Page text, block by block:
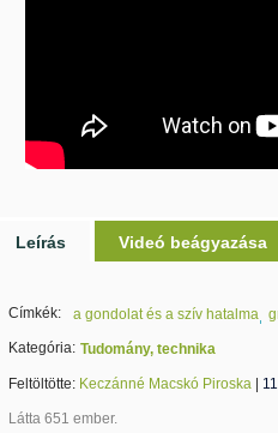
Leírás Videó beágyazása
Címkék: a gondolat és a szív hatalma
Kategória: Tudomány, technika
Feltöltötte: Keczánné Macskó Piroska
Látta 651 ember.